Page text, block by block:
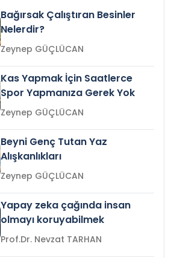
Bağırsak Çalıştıran Besinler
Nelerdir?
Zeynep GÜÇLÜCAN
Kas Yapmak İçin Saatlerce
Spor Yapmanıza Gerek Yok
Zeynep GÜÇLÜCAN
Beyni Genç Tutan Yaz
Alışkanlıkları
Zeynep GÜÇLÜCAN
Yapay zeka çağında insan
olmayı koruyabilmek
Prof.Dr. Nevzat TARHAN